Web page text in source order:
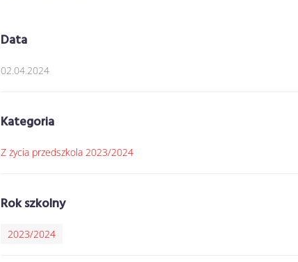
Data
02.04.2024
Kategoria
Z życia przedszkola 2023/2024
Rok szkolny
2023/2024